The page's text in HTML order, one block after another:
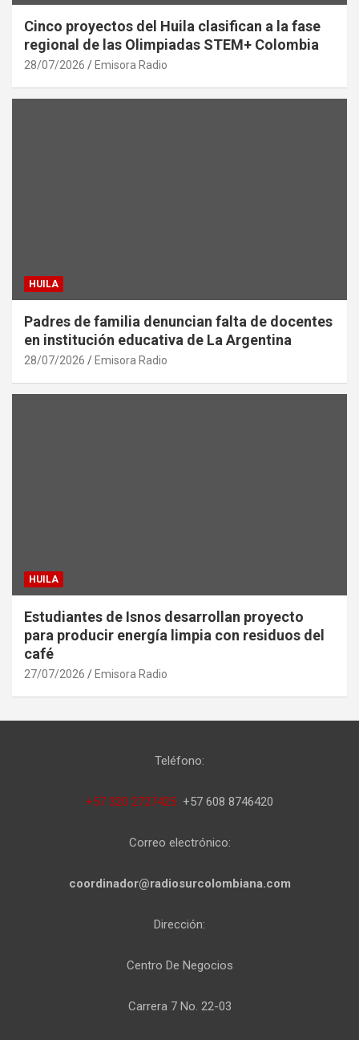
Cinco proyectos del Huila clasifican a la fase
regional de las Olimpiadas STEM+ Colombia
28/07/2026 Emisora Radio
HUILA
Padres de familia denuncian falta de docentes
en institución educativa de La Argentina
28/07/2026 Emisora Radio
HUILA
Estudiantes de Isnos desarrollan proyecto
para producir energía limpia con residuos del
café
27/07/2026 Emisora Radio
Teléfono:
+57 320 2727425 +57 608 8746420
Correo electrónico:
coordinador@radiosurcolombiana.com
Dirección:
Centro De Negocios
Carrera 7 No. 22-03